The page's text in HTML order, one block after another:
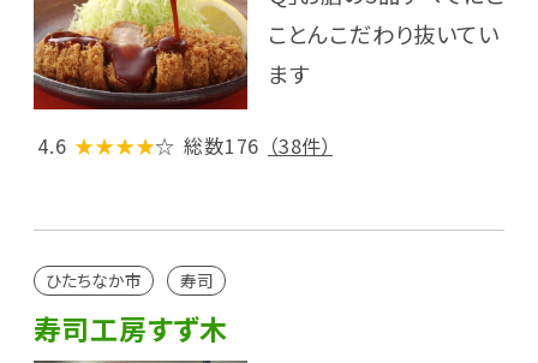
ことんこだわり抜いてい
ます
4.6 ★★★★☆ 総数176 （38件）
ひたちなか市 寿司
寿司工房すず木